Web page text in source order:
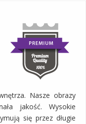
Nasze obrazy
jakość. Wysokie
się przez długie